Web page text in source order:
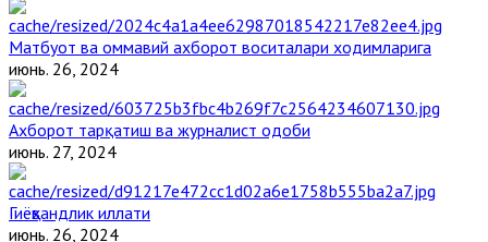
Матбуот ва оммавий ахборот воситалари ходимларига
июнь. 26, 2024
Ахборот тарқатиш ва журналист одоби
июнь. 27, 2024
Гиёҳвандлик иллати
июнь. 26, 2024